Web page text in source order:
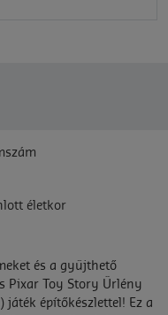
életkor
és a gyűjthető
Pixar Toy Story Űrlény
építőkészlettel! Ez a